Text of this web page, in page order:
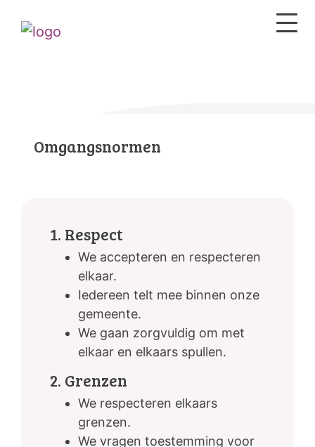
Omgangsnormen
1. Respect
We accepteren en respecteren
elkaar.
Iedereen telt mee binnen onze
gemeente.
We gaan zorgvuldig om met
elkaar en elkaars spullen.
2. Grenzen
We respecteren elkaars
grenzen.
We vragen toestemming voor